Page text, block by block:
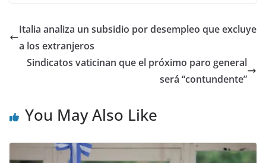
Italia analiza un subsidio por desempleo que excluye
a los extranjeros
Sindicatos vaticinan que el próximo paro general
será “contundente”
You May Also Like